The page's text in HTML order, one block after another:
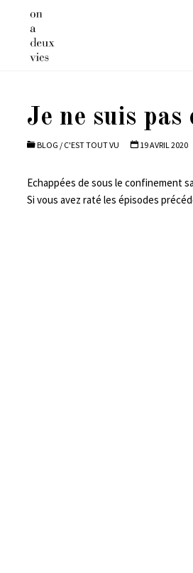
content
Je ne suis
BLOG / C'EST TOUT VU 19 AVRIL 2020
Echappées de sous le confinement
Si vous avez raté les épisodes